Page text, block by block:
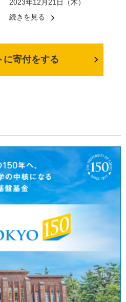
2023年12月21日（木）
続きを見る
に寄付をする